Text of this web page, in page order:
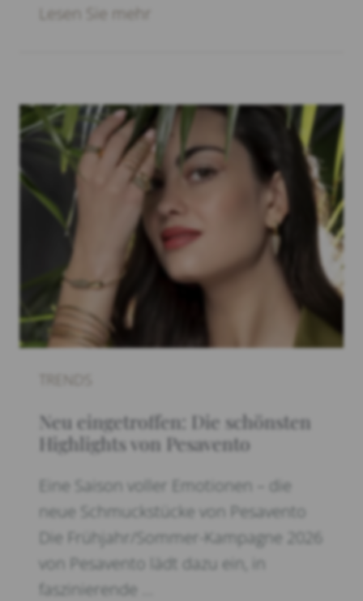
Lesen Sie mehr
Neu eingetroffen: Die schönsten
Highlights von Pesavento
Eine Saison voller Emotionen – die
neue Schmuckstücke von Pesavento
Die Frühjahr/Sommer-Kampagne 2026
von Pesavento lädt dazu ein, in
faszinierende …